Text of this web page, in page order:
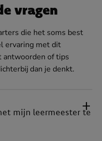
vragen
die het soms best
ervaring met dit
antwoorden of tips
dan je denkt.
mijn leermeester te
add